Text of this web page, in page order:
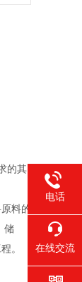
的其
料的
储
。
电话
在线交流